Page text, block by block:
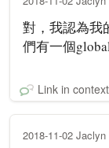
對，我認為我
們有一個
Link in context
2018-11-02